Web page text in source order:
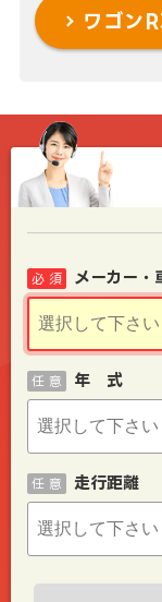
ワゴン
メーカー・
必 須
年 式
任 意
走行距離
任 意